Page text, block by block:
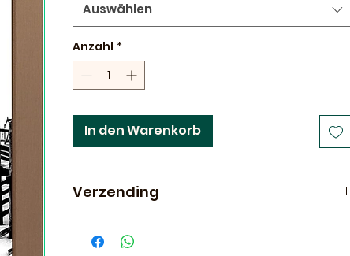
Auswählen
Anzahl *
In den Warenkorb
Verzending
rest van je bestelling. Deze wordt geleverd